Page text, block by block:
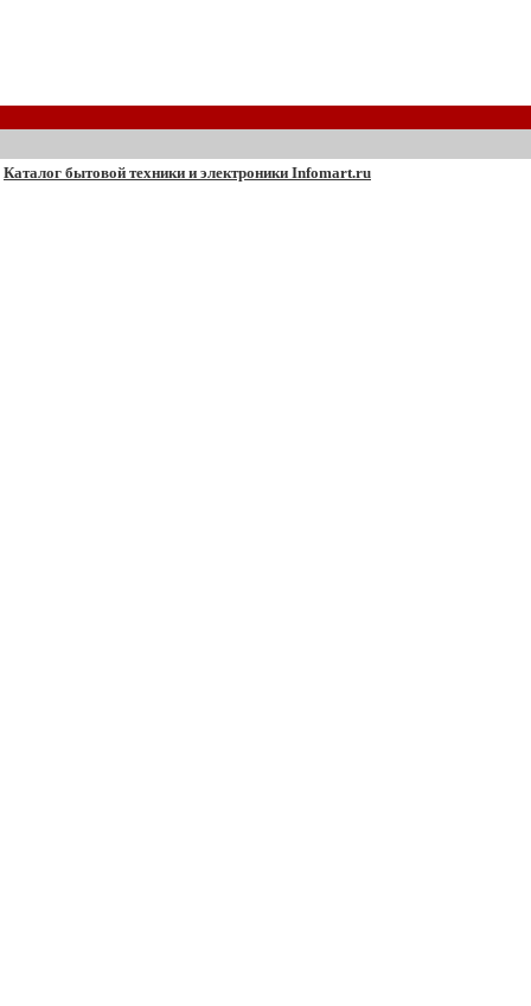
Каталог бытовой техники и электроники Infomart.ru